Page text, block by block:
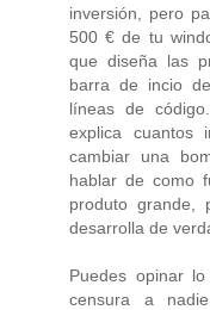
inversión, pero
500 € de tu
que diseña las
barra de incio
líneas de
explica cuantos
cambiar una
hablar de como
produto grande,
desarrolla de
Puedes opinar
censura a